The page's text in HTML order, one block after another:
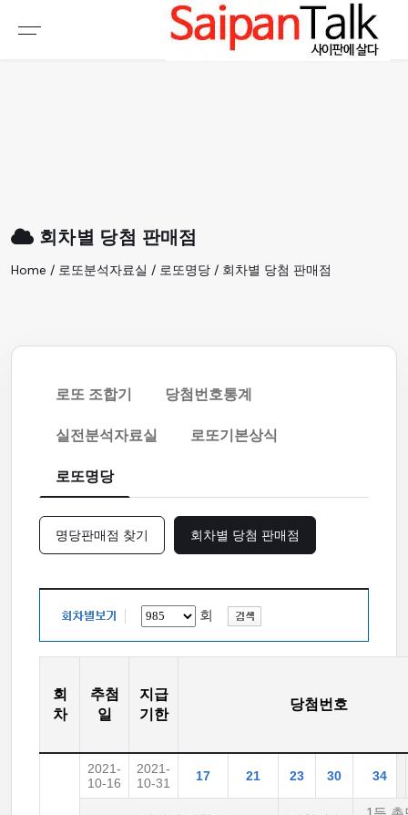
회차별 당첨 판매점
Home / 로또분석자료실 / 로또명당 / 회차별 당첨 판매점
로또 조합기
당첨번호통계
실전분석자료실
로또기본상식
로또명당
명당판매점 찾기 회차별 당첨 판매점
회
회
차
추첨
일
지급
기한
당첨번호
2021-
10-16
2021-
10-31
17 21 23 30 34
여행정보
생활정보
갤러리 & 동영상